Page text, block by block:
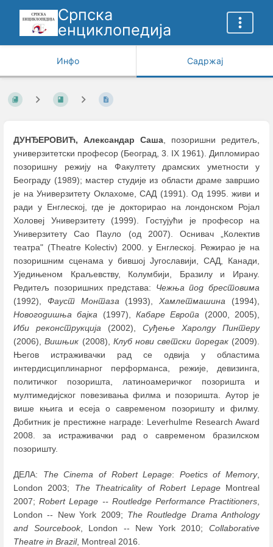
Српска
енциклопедија
Инфо Садржај
ДУНЂЕРОВИЋ, Александар Саша, позоришни редитељ,
универзитетски професор (Београд, 3. IX 1961). Дипломирао
позоришну режију на Факултету драмских уметности у
Београду (1989); мастер студије из области драме завршио
је на Универзитету Оклахоме, САД (1991). Од 1995. живи и
ради у Енглеској, где је докторирао на лондонском Ројал
Холовеј Универзитету (1999). Гостујући је професор на
Универзитету Сао Пауло (од 2007). Оснивач „Колектив
театра" (Theatre Kolectiv) 2000. у Енглеској. Режирао је на
позоришним сценама у бившој Југославији, САД, Канади,
Уједињеном Краљевству, Колумбији, Бразилу и Ирану.
Редитељ позоришних представа: Чежња под брестовима
(1992), Фауст Монтаза(1993),Хамлетмашина (1994),
Новогодишња бајка (1997),Кабаре Европа (2000, 2005),
Иби реконструкција (2002), Суђење Харолду Пинтеру
(2006),Вишњик (2008), Клуб нови светски поредак(2009).
Његов истраживачки рад се одвија у областима
интердисциплинарног перформанса, режије, девизинга,
политичког позоришта, латиноамеричког позоришта и
мултимедијског повезивања филма и позоришта. Аутор је
више књига и есеја о савременом позоришту и филму.
Добитник је престижне награде: Leverhulme Research Award
2008. за истраживачки рад о савременом бразилском
позоришту.
ДЕЛА: The Cinema of Robert Lepage: Poetics of Memory,
London 2003; The Theatricality of Robert LepageMontreal
2007;Robert Lepage -- Routledge Performance Practitioners
London -- New York 2009; The Routledge Drama Anthology
and Sourcebook, London -- New York 2010;Collaborative
Theatre in Brazil, Montreal 2016.